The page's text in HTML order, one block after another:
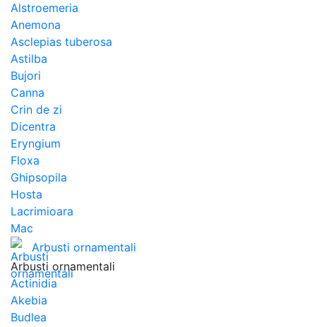
Alstroemeria
Anemona
Asclepias tuberosa
Astilba
Bujori
Canna
Crin de zi
Dicentra
Eryngium
Floxa
Ghipsopila
Hosta
Lacrimioara
Mac
Arbusti ornamentali
Arbusti ornamentali
Actinidia
Akebia
Budlea